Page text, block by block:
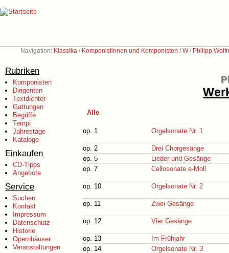
Navigation: Klassika / Komponistinnen und Komponisten /W/ Philipp
Rubriken
Komponisten
Dirigenten
Textdichter
Gattungen
Begriffe
Tempi
Jahrestage
Kataloge
Einkaufen
CD-Tipps
Angebote
Service
Suchen
Kontakt
Impressum
Datenschutz
Historie
Opernhäuser
Veranstaltungen
Alle
op. 1 Orgelsonate Nr. 1
op. 2
Drei Chorgesänge
op. 5
Lieder und Gesänge
op. 7
Cellosonate e-Moll
op. 10 Orgelsonate Nr. 2
op. 11 Zwei Gesänge
op. 12 Vier Gesänge
op. 13
Im Frühjahr
op. 14
Orgelsonate Nr. 3